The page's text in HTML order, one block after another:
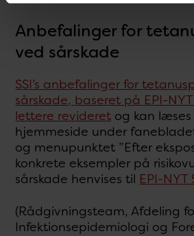
Anbefalinger for
ved sårskade
SSI’s anbefalinger for
sårskade, baseret på EPI-
lettere revideret og kan læses
hjemmeside under
og menupunktet ”Efter
konkrete eksempler på
sårskade henvises til EPI-NYT
(Rådgivningsteam, Afdeling
Infektionsepidemiologi og